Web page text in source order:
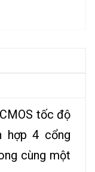
tốc độ
hợp 4 cổng
cùng một